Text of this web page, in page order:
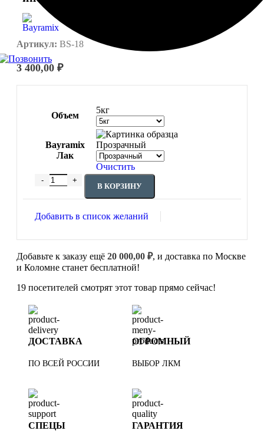
Артикул: BS-18
3 400,00 ₽
Объем
5кг
Bayramix
Лак
Прозрачный
Очистить
В КОРЗИНУ
Добавить в список желаний
Добавьте к заказу ещё 20 000,00 ₽, и доставка по Москве
и Коломне станет бесплатной!
19 посетителей смотрят этот товар прямо сейчас!
ДОСТАВКА
ПО ВСЕЙ РОССИИ
ОГРОМНЫЙ
ВЫБОР ЛКМ
СПЕЦЫ ГАРАНТИЯ